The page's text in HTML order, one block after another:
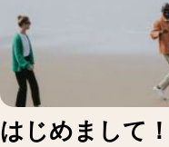
はじめまして！